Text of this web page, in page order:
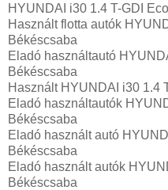
HYUNDAI i30 1.4 T-GDI
Használt flotta autók
Békéscsaba
Eladó használtautó
Békéscsaba
Használt HYUNDAI i30 1.4
Eladó használtautók
Békéscsaba
Eladó használt autó
Békéscsaba
Eladó használt autók
Békéscsaba